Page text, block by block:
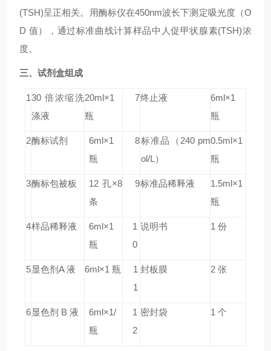
(TSH)呈正相关。用酶标仪在450nm波长下测定吸光度（O
D 值），通过标准曲线计算样品中人促甲状腺素(TSH)浓
度。
三、试剂盒组成
130 倍浓缩洗
涤液
20ml×1
瓶
7终止液
6ml×1
瓶
2酶标试剂
6ml×1
瓶
8标准品
（240 pm
ol/L）
0.5ml×1
瓶
3酶标包被板
12 孔×8
条
9标准品稀释液
1.5ml×1
瓶
4样品稀释液
6ml×1
瓶
1
0
说明书 1 份
5显色剂A 液 6ml×1 瓶
1
1
封板膜 2 张
6显色剂 B 液
6ml×1/
瓶
1
2
密封袋 1 个